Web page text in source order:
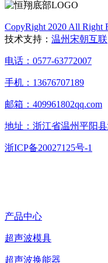
CopyRight 2020 All Right
技术支持： 温州宋朝互联
电话：0577-63772007
手机：13676707189
邮箱：409961802qq.com
地址：浙江省温州平阳
浙ICP备20027125号-1
产品中心
超声波模具
超声波换能器